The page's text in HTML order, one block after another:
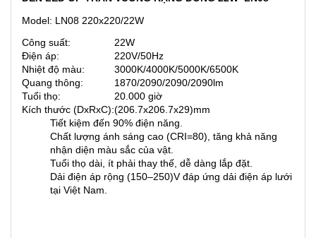
Model: LN08 220x220/22W
Công suất:
22W
Điện áp:
220V/50Hz
Nhiệt độ màu:
3000K/4000K/5000K/6500K
Quang thông:
1870/2090/2090/2090lm
Tuổi thọ:
20.000 giờ
Kích thước (DxRxC):(206.7x206.7x29)mm
Tiết kiệm đến 90% điện năng.
Chất lượng ánh sáng cao (CRI=80), tăng khả năng
nhận diện màu sắc của vật.
Tuổi thọ dài, ít phải thay thế, dễ dàng lắp đặt.
Dải điện áp rộng (150–250)V đáp ứng dải điện áp lưới
tại Việt Nam.